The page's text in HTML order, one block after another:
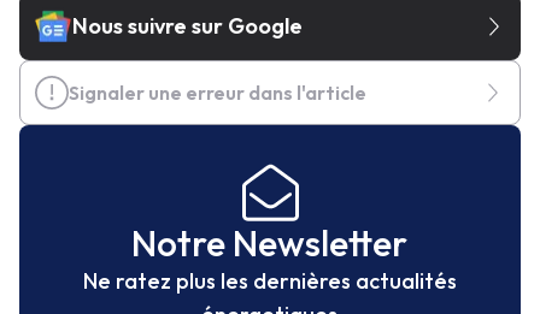
Nous suivre sur Google
Signaler une erreur dans l'article
Notre Newsletter
Ne ratez plus les dernières actualités